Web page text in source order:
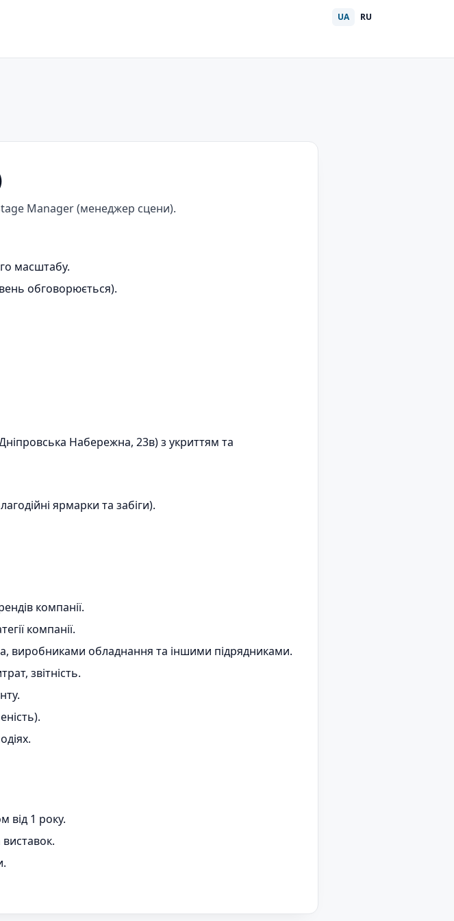
UA RU
Manager (менеджер сцени).
масштабу.
обговорюється).
Набережна, 23в) з укриттям та
ярмарки та забіги).
компанії.
компанії.
виробниками обладнання та іншими підрядниками.
звітність.
від 1 року.